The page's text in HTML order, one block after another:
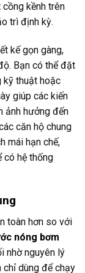
kềnh trên
trì định kỳ.
kế gọn gàng,
Bạn có thể đặt
kỹ thuật hoặc
giúp các kiến
ảnh hưởng đến
căn hộ chung
mái hạn chế,
có hệ thống
toàn hơn so với
nóng bơm
nhờ nguyên lý
chỉ dùng để chạy